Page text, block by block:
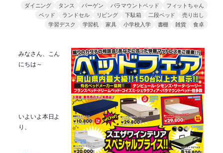
ダイニング
タンス バーゲン パラマウントベッド
フィットちゃん
ベッド
ランドセル リビング 下駄箱 二段ベッド
売り出し
学習デスク
学習机 家具 小学校入学 書棚 雑貨 食卓
みなさん、こん
にちは～
いよいよ本日よ
り、